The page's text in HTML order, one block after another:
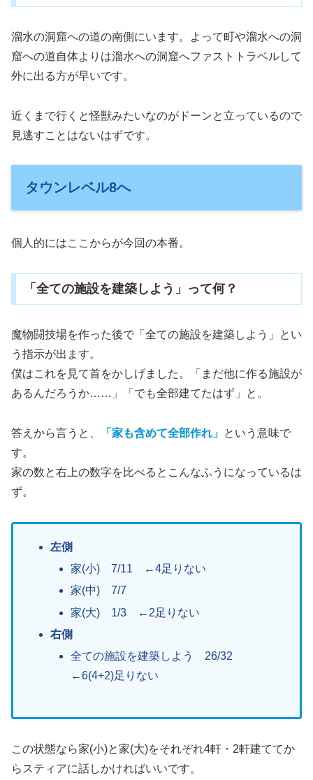
溜水の洞窟への道の南側にいます。よって町や溜水への洞
窟への道自体よりは溜水への洞窟へファストトラベルして
外に出る方が早いです。
近くまで行くと怪獣みたいなのがドーンと立っているので
見逃すことはないはずです。
タウンレベル8へ
個人的にはここからが今回の本番。
「全ての施設を建築しよう」って何？
魔物闘技場を作った後で「全ての施設を建築しよう」とい
う指示が出ます。
僕はこれを見て首をかしげました。「まだ他に作る施設が
あるんだろうか……」「でも全部建てたはず」と。
答えから言うと、 「家も含めて全部作れ」 という意味で
す。
家の数と右上の数字を比べるとこんなふうになっているは
ず。
左側
家(小) 7/11 ←4足りない
家(中) 7/7
家(大) 1/3 ←2足りない
右側
全ての施設を建築しよう 26/32
←6(4+2)足りない
この状態なら家(小)と家(大)をそれぞれ4軒・2軒建ててか
らスティアに話しかければいいです。